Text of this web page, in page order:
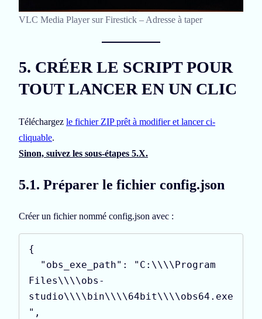
VLC Media Player sur Firestick – Adresse à taper
5. CRÉER LE SCRIPT POUR
TOUT LANCER EN UN CLIC
Téléchargez le fichier ZIP prêt à modifier et lancer ci-
cliquable.
Sinon, suivez les sous-étapes 5.X.
5.1. Préparer le fichier config.json
Créer un fichier nommé config.json avec :
{
"obs_exe_path": "C:\\\\Program
Files\\\\obs-
studio\\\\bin\\\\64bit\\\\obs64.exe
",